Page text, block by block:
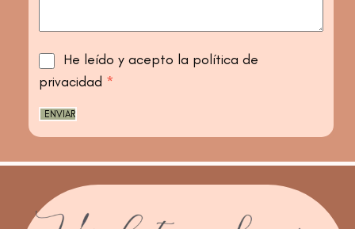
He leído y acepto la política de
privacidad *
ENVIAR